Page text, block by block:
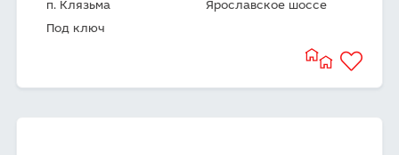
п. Клязьма
Ярославское шоссе
Под ключ